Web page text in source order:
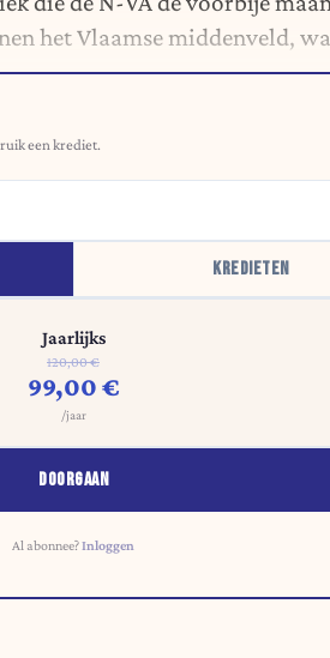
het Vlaamse middenveld,
een krediet.
KREDIETEN
Jaarlijks
120,00 €
99,00 €
/jaar
DOORGAAN
Al abonnee?Inloggen